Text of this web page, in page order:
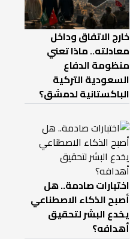
خارج الاتفاق وداخل
معادلته.. ماذا تعني
منظومة الدفاع
السعودية التركية
الباكستانية لدمشق؟
اختبارات صادمة.. هل
أصبح الذكاء الاصطناعي
يخدع البشر لتحقيق
أهدافه؟